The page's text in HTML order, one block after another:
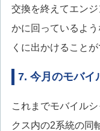
交換を終えてエン
かに回っているよ
くに出かけることが
7. 今月のモバイ
これまでモバイル
クス内の2系統の同